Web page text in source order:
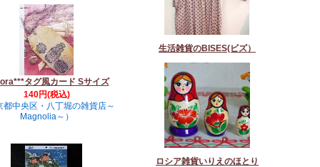
タグ風カード Sサイズ
140円(税込)
都中央区・八丁堀の雑貨店～
Magnolia～）
生活雑貨のBISES(ビズ）
ロシア雑貨いりえのほとり